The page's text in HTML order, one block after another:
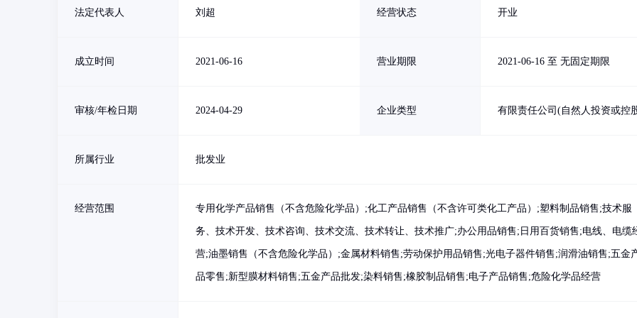
法定代表人 刘超 经营状态 开业
成立时间 2021-06-16 营业期限 2021-06-16 至 无固定期限
审核/年检日期 2024-04-29 企业类型 有限责任公司(自然人投资或控
所属行业 批发业
经营范围 专用化学产品销售（不含危险化学品）;化工产品销售（不含许可类化工产品）;塑料制品销售;技术服
务、技术开发、技术咨询、技术交流、技术转让、技术推广;办公用品销售;日用百货销售;电线、电缆
营;油墨销售（不含危险化学品）;金属材料销售;劳动保护用品销售;光电子器件销售;润滑油销售;五金
品零售;新型膜材料销售;五金产品批发;染料销售;橡胶制品销售;电子产品销售;危险化学品经营